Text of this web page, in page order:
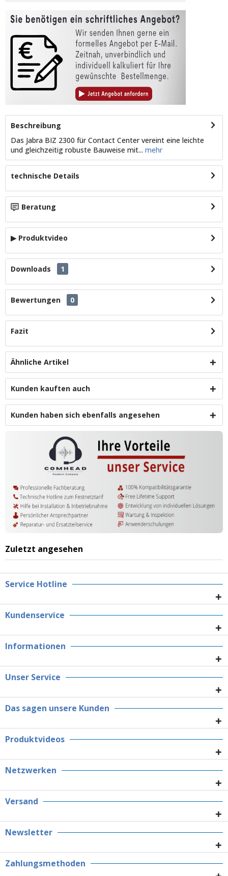
Beschreibung
Das Jabra BIZ 2300 für Contact Center vereint eine leichte
und gleichzeitig robuste Bauweise mit... mehr
technische Details
Beratung
▶ Produktvideo
Downloads 1
Bewertungen 0
Fazit
Ähnliche Artikel
Kunden kauften auch
Kunden haben sich ebenfalls angesehen
Zuletzt angesehen
Service Hotline
Kundenservice
Informationen
Unser Service
Das sagen unsere Kunden
Produktvideos
Netzwerken
Versand
Newsletter
Zahlungsmethoden